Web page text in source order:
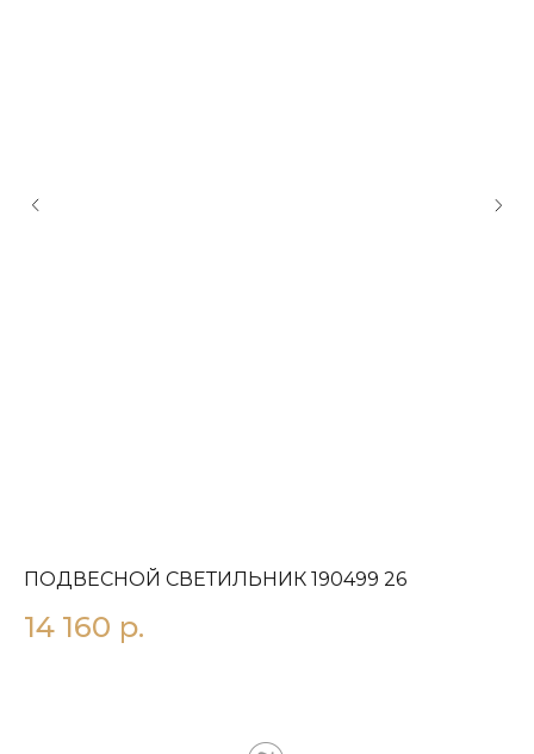
ПОДВЕСНОЙ СВЕТИЛЬНИК 190499 26
14 160 р.